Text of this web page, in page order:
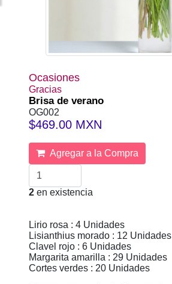
Ocasiones
Gracias
Brisa de verano
OG002
$469.00 MXN
Agregar a la Compra
2en existencia
Lirio rosa : 4 Unidades
Lisianthius morado : 12 Unidades
Clavel rojo : 6 Unidades
Margarita amarilla : 29 Unidades
Cortes verdes : 20 Unidades